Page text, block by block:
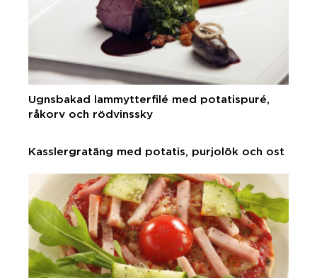
Ugnsbakad lammytterfilé med potatispuré,
råkorv och rödvinssky
Kasslergratäng med potatis, purjolök och ost